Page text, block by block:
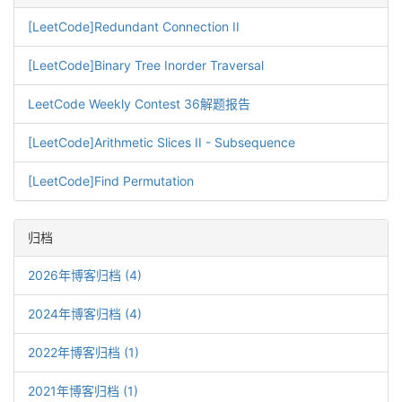
[LeetCode]Redundant Connection II
[LeetCode]Binary Tree Inorder Traversal
LeetCode Weekly Contest 36解题报告
[LeetCode]Arithmetic Slices II - Subsequence
[LeetCode]Find Permutation
归档
2026年博客归档 (4)
2024年博客归档 (4)
2022年博客归档 (1)
2021年博客归档 (1)